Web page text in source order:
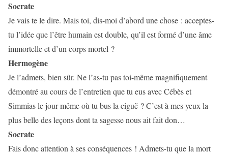
Socrate
Je vais te le dire. Mais toi, dis-moi d’abord une chose : acceptes-
tu l’idée que l’être humain est double, qu’il est formé d’une âme
immortelle et d’un corps mortel ?
Hermogène
Je l’admets, bien sûr. Ne l’as-tu pas toi-même magnifiquement
démontré au cours de l’entretien que tu eus avec Cébès et
Simmias le jour même où tu bus la ciguë ? C’est à mes yeux la
plus belle des leçons dont ta sagesse nous ait fait don…
Socrate
Fais donc attention à ses conséquences ! Admets-tu que la mort